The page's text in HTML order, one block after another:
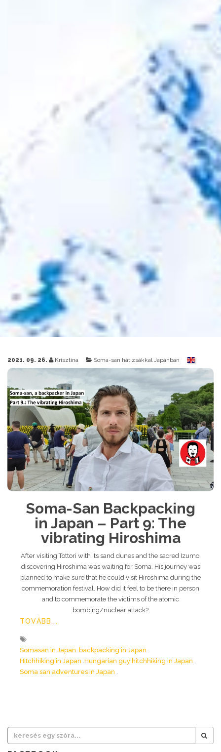
2021. 09. 26. Krisztina Soma-san hátizsákkal Japánban
Soma-San Backpacking
in Japan – Part 9: The
vibrating Hiroshima
After visiting Tottori with its sand dunes and the sacred Izumo,
discovering Hiroshima was waiting for Soma. His journey was
planned to make sure that he could visit Hiroshima during the
commemoration festival. How did it feel to be there in person
and to commemorate the victims of the atomic
bombing/nuclear attack?
TOVÁBB...
Somasan in Japan backpacking in Japan
Hitchhiking in Japan Hungarian guy hitchhiking in Japan
Soma san adventures in Japan